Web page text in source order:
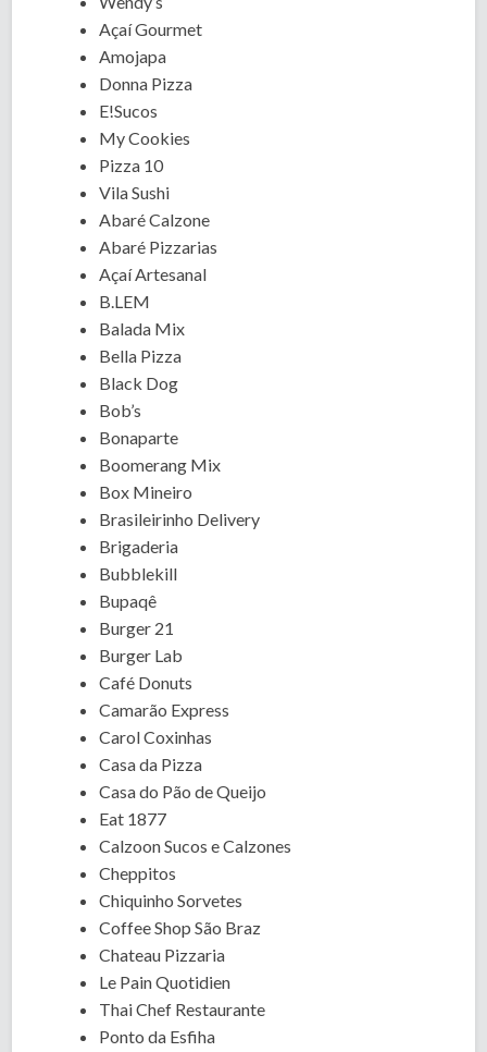
Açaí Gourmet
Amojapa
Donna Pizza
E!Sucos
My Cookies
Pizza 10
Vila Sushi
Abaré Calzone
Abaré Pizzarias
Açaí Artesanal
B.LEM
Balada Mix
Bella Pizza
Black Dog
Bob’s
Bonaparte
Boomerang Mix
Box Mineiro
Brasileirinho Delivery
Brigaderia
Bubblekill
Bupaqê
Burger 21
Burger Lab
Café Donuts
Camarão Express
Carol Coxinhas
Casa da Pizza
Casa do Pão de Queijo
Eat 1877
Calzoon Sucos e Calzones
Cheppitos
Chiquinho Sorvetes
Coffee Shop São Braz
Chateau Pizzaria
Le Pain Quotidien
Thai Chef Restaurante
Ponto da Esfiha